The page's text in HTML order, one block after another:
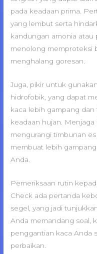
pada keadaan prima.
yang lembut serta
kandungan amonia atau
menolong memproteksi
menghalang goresan.
Juga, pikir untuk
hidrofobik, yang dapat
kaca lebih gampang
keadaan hujan.
mengurangi timbunan
membuat lebih
Anda.
Pemeriksaan rutin
Check ada pertanda
segel, yang jadi
Anda memandang soal,
penggantian kaca Anda
perbaikan.